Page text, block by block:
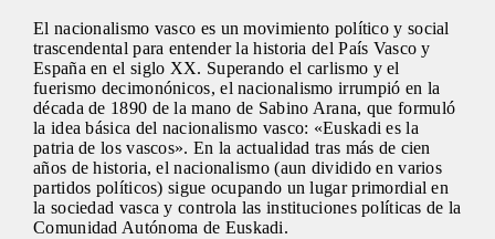
El nacionalismo vasco es un movimiento político y social
trascendental para entender la historia del País Vasco y
España en el siglo XX. Superando el carlismo y el
fuerismo decimonónicos, el nacionalismo irrumpió en la
década de 1890 de la mano de Sabino Arana, que formuló
la idea básica del nacionalismo vasco: «Euskadi es la
patria de los vascos». En la actualidad tras más de cien
años de historia, el nacionalismo (aun dividido en varios
partidos políticos) sigue ocupando un lugar primordial en
la sociedad vasca y controla las instituciones políticas de la
Comunidad Autónoma de Euskadi.